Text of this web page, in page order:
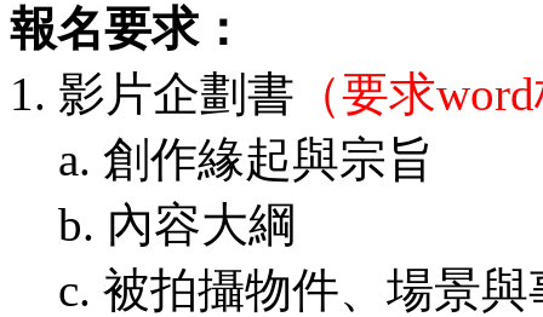
報名要求：
1. 影片企劃書 （要求
a. 創作緣起與宗旨
b. 內容大綱
c. 被拍攝物件、場景